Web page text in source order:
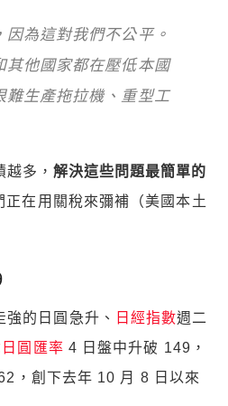
因為這對我們不公平。
其他國家都在壓低本國
難生產拖拉機、重型工
越多，解決這些問題最簡單的
正在用關稅來彌補（美國本土
的日圓急升、 日經指數週二
圓匯率 4 日盤中升破 149，
，創下去年 10 月 8 日以來